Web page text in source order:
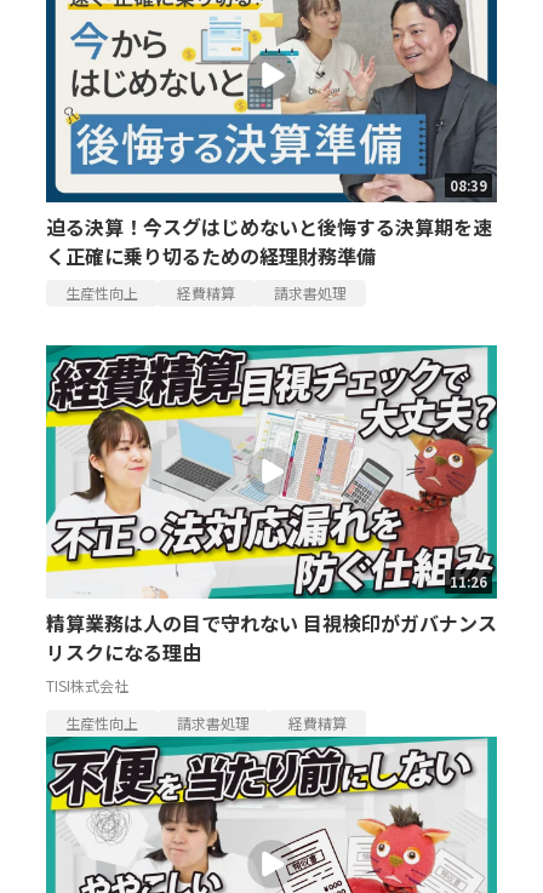
08:39
迫る決算！今スグはじめないと後悔する決算期を速
く正確に乗り切るための経理財務準備
生産性向上 経費精算 請求書処理
11:26
精算業務は人の目で守れない 目視検印がガバナンス
リスクになる理由
TISI株式会社
生産性向上
請求書処理 経費精算